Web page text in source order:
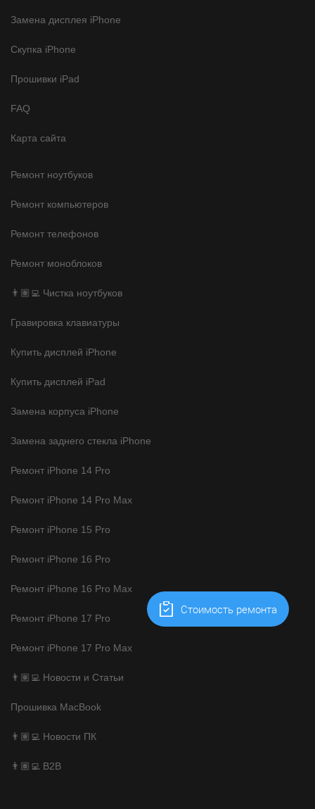
Замена дисплея iPhone
Скупка iPhone
Прошивки iPad
FAQ
Карта сайта
Ремонт ноутбуков
Ремонт компьютеров
Ремонт телефонов
Ремонт моноблоков
👨🏽‍💻 Чистка ноутбуков
Гравировка клавиатуры
Купить дисплей iPhone
Купить дисплей iPad
Замена корпуса iPhone
Замена заднего стекла iPhone
Ремонт iPhone 14 Pro
Ремонт iPhone 14 Pro Max
Ремонт iPhone 15 Pro
Ремонт iPhone 16 Pro
Ремонт iPhone 16 Pro Max
Ремонт iPhone 17 Pro
Ремонт iPhone 17 Pro Max
👨🏽‍💻 Новости и Статьи
Прошивка MacBook
👨🏽‍💻 Новости ПК
👨🏽‍💻 B2B
Cтоимость ремонта